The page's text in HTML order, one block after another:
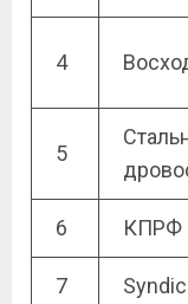
4
5
6 КПРФ
7